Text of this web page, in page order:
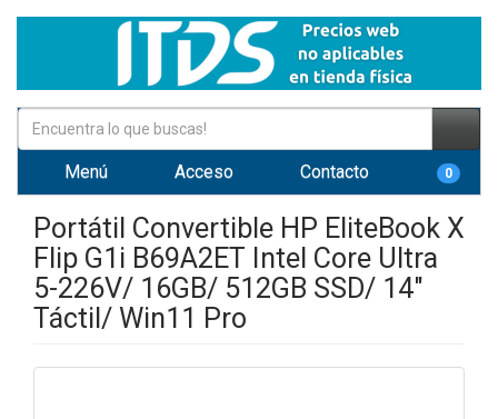
Menú Acceso Contacto 0
Portátil Convertible HP EliteBook X
Flip G1i B69A2ET Intel Core Ultra
5-226V/ 16GB/ 512GB SSD/ 14"
Táctil/ Win11 Pro